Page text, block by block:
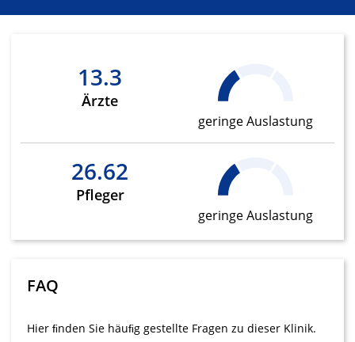
13.3
Ärzte
geringe Auslastung
26.62
Pfleger
geringe Auslastung
FAQ
Hier ﬁnden Sie häuﬁg gestellte Fragen zu dieser Klinik.
Verwendung reduzierter Daten zur Auswahl
von Werbeanzeigen
Erstellung von Profilen für personalisierte
Verwendung von Profilen zur Auswahl
personalisierter Werbung
Erstellung von Profilen zur Personalisierung
Messung der Performance von Inhalten